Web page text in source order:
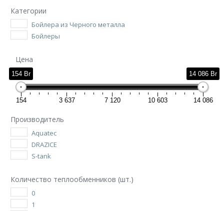
Категории
Бойлера из Черного металла
Бойлеры
Цена
154 Br 14 086 Br
154 3 637 7 120 10 603 14 086
Производитель
Aquatec
DRAZICE
S-tank
Количество теплообменников (шт.)
0
1